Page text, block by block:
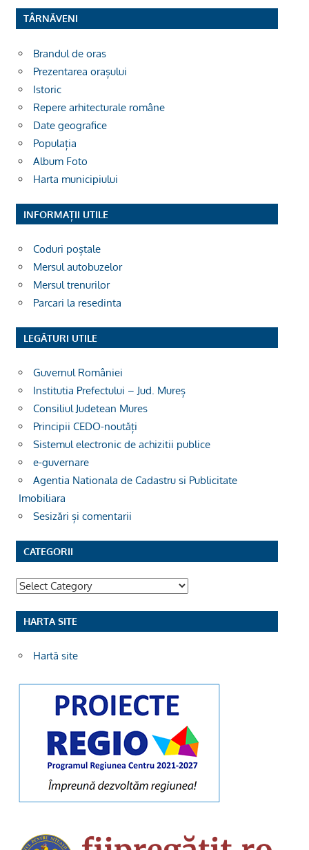
TÂRNĂVENI
Brandul de oras
Prezentarea orașului
Istoric
Repere arhitecturale române
Date geografice
Populația
Album Foto
Harta municipiului
INFORMAȚII UTILE
Coduri poștale
Mersul autobuzelor
Mersul trenurilor
Parcari la resedinta
LEGĂTURI UTILE
Guvernul României
Institutia Prefectului – Jud. Mureș
Consiliul Judetean Mures
Principii CEDO-noutăți
Sistemul electronic de achizitii publice
e-guvernare
Agentia Nationala de Cadastru si Publicitate
Imobiliara
Sesizări și comentarii
CATEGORII
Categorii
HARTA SITE
Hartă site